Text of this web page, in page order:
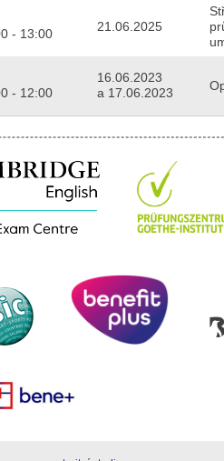
- 13:00
21.06.2025
- 12:00
16.06.2023
a 17.06.2023